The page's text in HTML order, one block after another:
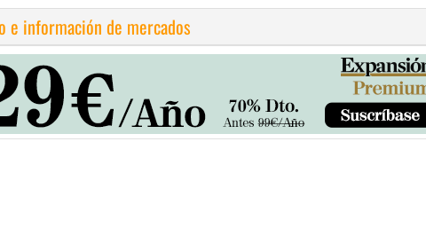
e información de mercados